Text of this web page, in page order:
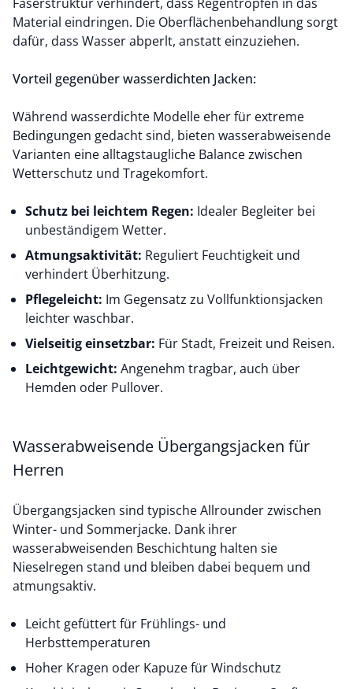
Material eindringen. Die Oberflächenbehandlung sorgt
dafür, dass Wasser abperlt, anstatt einzuziehen.
Vorteil gegenüber wasserdichten Jacken:
Während wasserdichte Modelle eher für extreme
Bedingungen gedacht sind, bieten wasserabweisende
Varianten eine alltagstaugliche Balance zwischen
Wetterschutz und Tragekomfort.
Schutz bei leichtem Regen: Idealer Begleiter bei
unbeständigem Wetter.
Atmungsaktivität: Reguliert Feuchtigkeit und
verhindert Überhitzung.
Pflegeleicht: Im Gegensatz zu Vollfunktionsjacken
leichter waschbar.
Vielseitig einsetzbar: Für Stadt, Freizeit und Reisen.
Leichtgewicht: Angenehm tragbar, auch über
Hemden oder Pullover.
Wasserabweisende Übergangsjacken für
Herren
Übergangsjacken sind typische Allrounder zwischen
Winter- und Sommerjacke. Dank ihrer
wasserabweisenden Beschichtung halten sie
Nieselregen stand und bleiben dabei bequem und
atmungsaktiv.
Leicht gefüttert für Frühlings- und
Herbsttemperaturen
Hoher Kragen oder Kapuze für Windschutz